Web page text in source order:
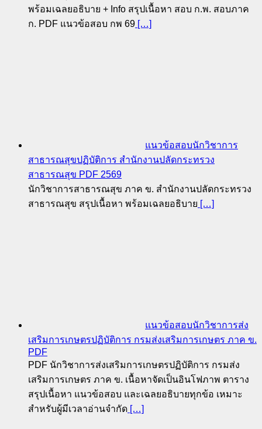
พร้อมเฉลยอธิบาย + Info สรุปเนื้อหา สอบ ก.พ. สอบภาค
ก. PDF แนวข้อสอบ กพ 69 […]
แนวข้อสอบนักวิชาการ
สาธารณสุขปฏิบัติการ สำนักงานปลัดกระทรวง
สาธารณสุข PDF 2569
นักวิชาการสาธารณสุข ภาค ข. สำนักงานปลัดกระทรวง
สาธารณสุข สรุปเนื้อหา พร้อมเฉลยอธิบาย […]
แนวข้อสอบนักวิชาการส่ง
เสริมการเกษตรปฏิบัติการ กรมส่งเสริมการเกษตร ภาค ข.
PDF
PDF นักวิชาการส่งเสริมการเกษตรปฏิบัติการ กรมส่ง
เสริมการเกษตร ภาค ข. เนื้อหาจัดเป็นอินโฟภาพ ตาราง
สรุปเนื้อหา แนวข้อสอบ และเฉลยอธิบายทุกข้อ เหมาะ
สำหรับผู้มีเวลาอ่านจำกัด […]